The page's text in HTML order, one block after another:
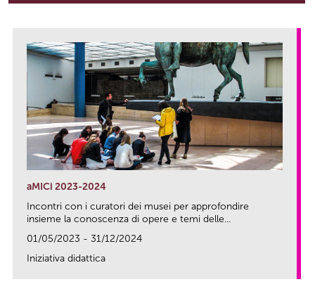
aMICi 2023-2024
Incontri con i curatori dei musei per approfondire
insieme la conoscenza di opere e temi delle...
01/05/2023 - 31/12/2024
Iniziativa didattica